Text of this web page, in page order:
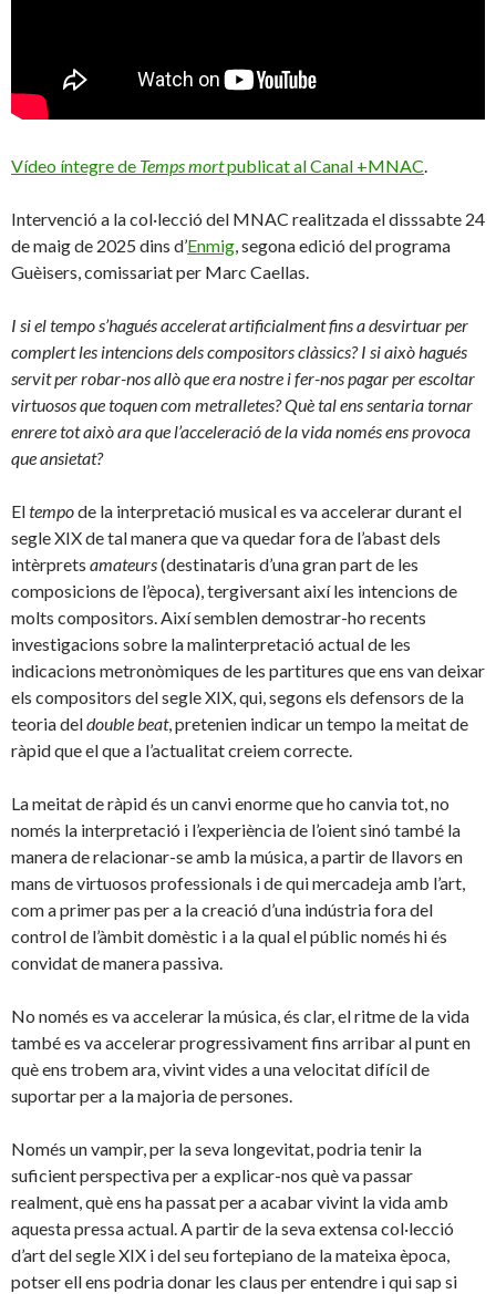
Vídeo íntegre de Temps mortpublicat al Canal +MNAC.
Intervenció a la col·lecció del MNAC realitzada el disssabte 24
de maig de 2025 dins d’Enmig, segona edició del programa
Guèisers, comissariat per Marc Caellas.
I si el tempo s’hagués accelerat artificialment fins a desvirtuar per
complert les intencions dels compositors clàssics? I si això hagués
servit per robar-nos allò que era nostre i fer-nos pagar per escoltar
virtuosos que toquen com metralletes? Què tal ens sentaria tornar
enrere tot això ara que l’acceleració de la vida només ens provoca
que ansietat?
Eltempode la interpretació musical es va accelerar durant el
segle XIX de tal manera que va quedar fora de l’abast dels
intèrprets amateurs(destinataris d’una gran part de les
composicions de l’època), tergiversant així les intencions de
molts compositors. Així semblen demostrar-ho recents
investigacions sobre la malinterpretació actual de les
indicacions metronòmiques de les partitures que ens van deixar
els compositors del segle XIX, qui, segons els defensors de la
teoria deldouble beat, pretenien indicar un tempo la meitat de
ràpid que el que a l’actualitat creiem correcte.
La meitat de ràpid és un canvi enorme que ho canvia tot, no
només la interpretació i l’experiència de l’oient sinó també la
manera de relacionar-se amb la música, a partir de llavors en
mans de virtuosos professionals i de qui mercadeja amb l’art,
com a primer pas per a la creació d’una indústria fora del
control de l’àmbit domèstic i a la qual el públic només hi és
convidat de manera passiva.
No només es va accelerar la música, és clar, el ritme de la vida
també es va accelerar progressivament fins arribar al punt en
què ens trobem ara, vivint vides a una velocitat difícil de
suportar per a la majoria de persones.
Només un vampir, per la seva longevitat, podria tenir la
suficient perspectiva per a explicar-nos què va passar
realment, què ens ha passat per a acabar vivint la vida amb
aquesta pressa actual. A partir de la seva extensa col·lecció
d’art del segle XIX i del seu fortepiano de la mateixa època,
potser ell ens podria donar les claus per entendre i qui sap si